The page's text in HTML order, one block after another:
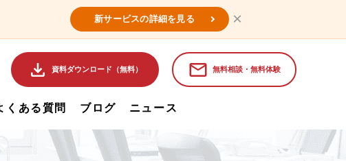
新サービスの詳細を見る ×
資料ダウンロード（無料） 無料相談・無料体験
くある質問 ブログ ニュース